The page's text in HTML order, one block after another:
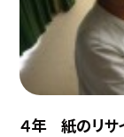
４年 紙のリサ